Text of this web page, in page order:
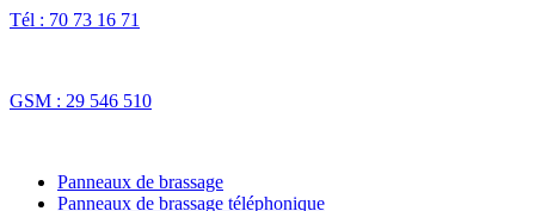
Tél : 70 73 16 71
GSM : 29 546 510
Panneaux de brassage
Panneaux de brassage téléphonique